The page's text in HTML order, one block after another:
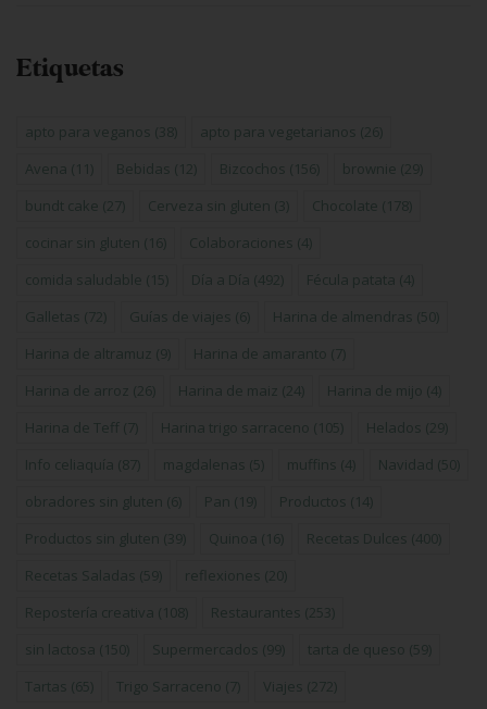
Etiquetas
apto para veganos (38) apto para vegetarianos (26)
Avena (11) Bebidas (12) Bizcochos (156) brownie (29)
bundt cake (27) Cerveza sin gluten (3) Chocolate (178)
cocinar sin gluten (16) Colaboraciones (4)
comida saludable (15) Día a Día (492) Fécula patata (4)
Galletas (72) Guías de viajes (6) Harina de almendras (50)
Harina de altramuz (9) Harina de amaranto (7)
Harina de arroz (26) Harina de maiz (24) Harina de mijo (4)
Harina de Teff (7) Harina trigo sarraceno (105) Helados (29)
Info celiaquía (87) magdalenas (5) muffins (4) Navidad (50)
obradores sin gluten (6) Pan (19) Productos (14)
Productos sin gluten (39) Quinoa (16) Recetas Dulces (400)
Recetas Saladas (59) reflexiones (20)
Repostería creativa (108) Restaurantes (253)
sin lactosa (150) Supermercados (99) tarta de queso (59)
Tartas (65) Trigo Sarraceno (7) Viajes (272)